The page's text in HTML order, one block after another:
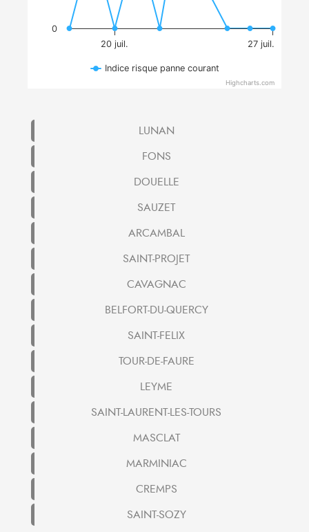
20 juil. 27 juil.
0
Indice risque panne courant
Highcharts.com
LUNAN
FONS
DOUELLE
SAUZET
ARCAMBAL
SAINT-PROJET
CAVAGNAC
BELFORT-DU-QUERCY
SAINT-FELIX
TOUR-DE-FAURE
LEYME
SAINT-LAURENT-LES-TOURS
MASCLAT
MARMINIAC
CREMPS
SAINT-SOZY